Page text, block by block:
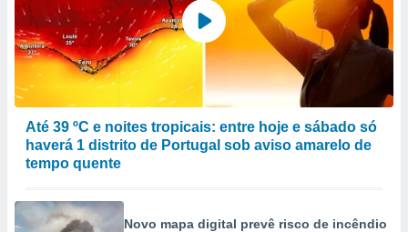
Até 39 ºC e noites tropicais: entre hoje e sábado só
haverá 1 distrito de Portugal sob aviso amarelo de
tempo quente
Novo mapa digital prevê risco de incêndio